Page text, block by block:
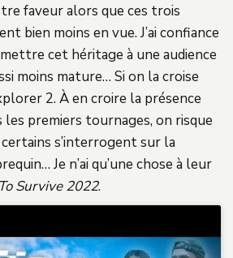
faveur alors que ces trois
bien moins en vue. J’ai confiance
cet héritage à une audience
moins mature… Si on la croise
2. À en croire la présence
les premiers tournages, on risque
s’interrogent sur la
Je n’ai qu’une chose à leur
Survive 2022.